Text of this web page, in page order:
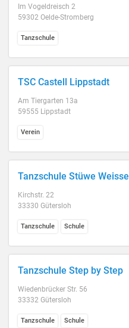
Im Vogeldreisch 2
59302 Oelde-Stromberg
Tanzschule
TSC Castell Lippstadt
Am Tiergarten 13a
59555 Lippstadt
Verein
Tanzschule Stüwe
Kirchstr. 22
33330 Gütersloh
Tanzschule Schule
Tanzschule Step by Step
Wiedenbrücker Str. 56
33332 Gütersloh
Tanzschule Schule